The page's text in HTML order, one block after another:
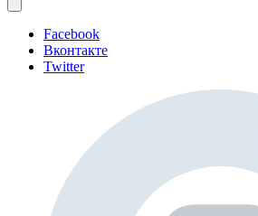
Facebook
Вконтакте
Twitter